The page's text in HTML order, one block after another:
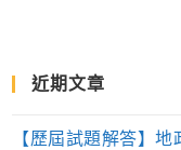
近期文章
【歷屆試題解答】